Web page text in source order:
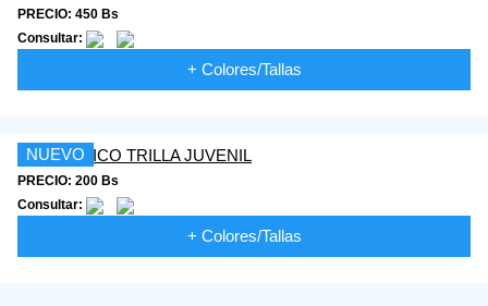
PRECIO: 450 Bs
Consultar:
+ Colores/Tallas
NUEVO
PRECIO: 200 Bs
Consultar:
+ Colores/Tallas